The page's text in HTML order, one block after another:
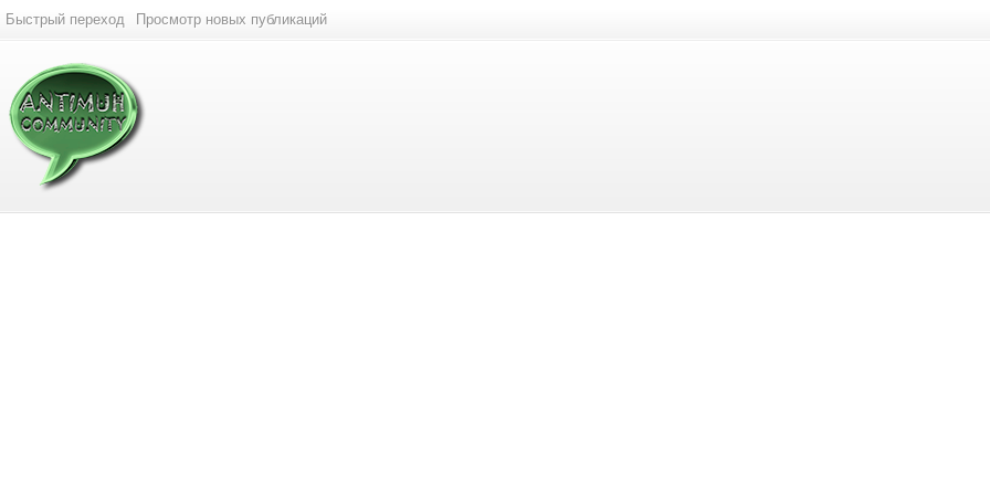
Быстрый переход Просмотр новых публикаций